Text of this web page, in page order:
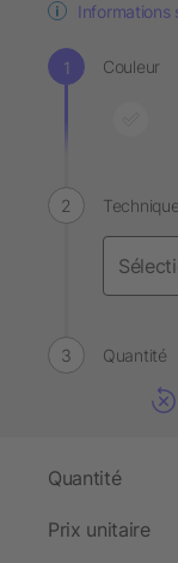
Informations
Couleur
Quantité
Quantité
Prix unitaire